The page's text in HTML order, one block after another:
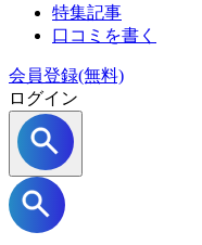
特集記事
口コミを書く
会員登録(無料)
ログイン